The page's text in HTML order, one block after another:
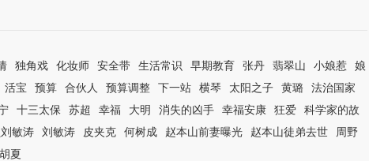
独角戏 化妆师 安全带 生活常识 早期教育 张丹 翡翠山 小娘惹
娘
活宝 预算 合伙人 预算调整 下一站 横琴 太阳之子 黄璐
法治国家
十三太保 苏超 幸福 大明 消失的凶手 幸福安康 狂爱
科学家的故
敏涛 刘敏涛 皮夹克 何树成 赵本山前妻曝光 赵本山徒弟去世
周野
胡夏